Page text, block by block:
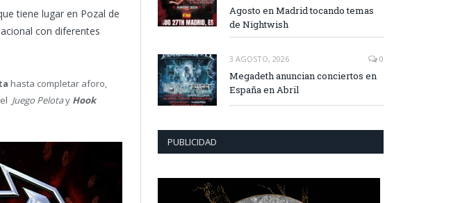
tiene lugar en Pozal de
con diferentes
hasta completar aforo,
Juego Pelotay Hook
Agosto en Madrid tocando temas
de Nightwish
3 AGOSTO, 2026 0
Megadeth anuncian conciertos en
España en Abril
PUBLICIDAD